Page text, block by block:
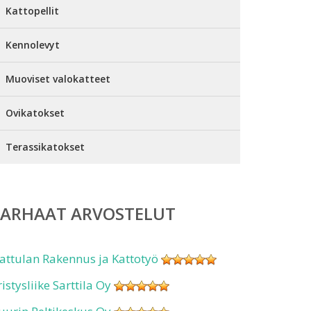
Kattopellit
Kennolevyt
Muoviset valokatteet
Ovikatokset
Terassikatokset
ARVOSTELUT
Rakennus ja Kattotyö
Sarttila Oy